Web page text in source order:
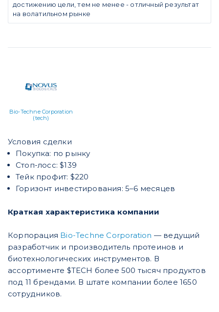
достижению цели, тем не менее - отличный результат
на волатильном рынке
Bio-Techne Corporation
(tech)
Условия сделки
Покупка: по рынку
Стоп-лосс: $139
Тейк профит: $220
Горизонт инвестирования: 5–6 месяцев
Краткая характеристика компании
Корпорация Bio-Techne Corporation — ведущий
разработчик и производитель протеинов и
биотехнологических инструментов. В
ассортименте $TECH более 500 тысяч продуктов
под 11 брендами. В штате компании более 1650
сотрудников.